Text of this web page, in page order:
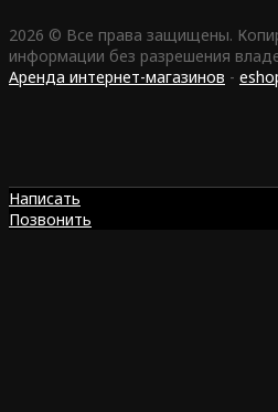
2026 © Все права защищены.
информации без разрешения
Аренда интернет-магазинов -
Написать
Позвонить